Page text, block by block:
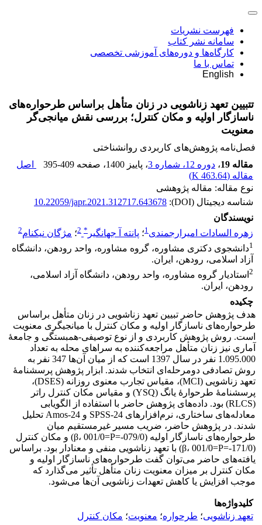
فهرست نشریات
سامانه نشر کتاب
کارگاه‌ها و دوره‌های آموزشی تخصصی
تماس با ما
English
تتبیین تعهد زناشویی در زنان متأهل براساس طرحواره‌های
ناسازگار اولیه و مکان کنترل؛ بررسی نقش میانجی‌گر
معنویت
فصل‌نامه پژوهش‌های کاربردی روانشناختی
مقاله 19
، دوره 12، شماره 3 ، پاییز 1400 ، صفحه 395-409
اصل
مقاله (463.64 K
)
نوع مقاله: مقاله پژوهشی
شناسه دیجیتال (DOI):
10.22059/japr.2021.312717.643678
نویسندگان
زهره السادات امیرارجمندی1؛ پانته آ جهانگیر *
2؛ مژگان نیکنام2
1دانشجوی دکتری مشاوره، گروه مشاوره، واحد رودهن، دانشگاه
آزاد اسلامی، رودهن، ایران.
2 استادیار گروه مشاوره، واحد رودهن، دانشگاه آزاد اسلامی،
رودهن، ایران.
چکیده
هدف پژوهش حاضر تبیین تعهد زناشویی در زنان متأهل براساس
طرحواره‌های ناسازگار اولیه و مکان کنترل با میانجیگری معنویت
است. روش پژوهش کاربردی و از نوع توصیفی-همبستگی و جامعۀ
آماری نیز زنان متأهل مراجعه‌کننده به سراهای محله به تعداد
1.095.000 نفر در سال 1397 است که از میان آن‌ها 347 نفر به
روش تصادفی دومرحله‌ای انتخاب شدند. ابزار پژوهش پرسشنامۀ
تعهد زناشویی (MCI)، مقیاس تجارب معنوی روزانه (DSES)،
پرسشنامۀ طرحوارۀ یانگ (YSQ) و مقیاس مکان کنترل راتر
(RLCS) بود. داده‌های پژوهش حاضر با استفاده از الگویابی
معادله‌های ساختاری، نرم‌افزارهای SPSS-24 و Amos-24 تحلیل
شدند. در پژوهش حاضر، ضریب مسیر غیرمستقیم میان
طرحواره‌های ناسازگار اولیه (079/0-=β، 001/0=P) و مکان کنترل
(171/0-=β، 001/0=P) با تعهد زناشویی منفی و معنادار بود. براساس
یافته‌های حاضر می‌توان گفت طرحواره‌های ناسازگار اولیه و
مکان کنترل بر میزان معنویت زنان متأهل تأثیر می‌گذارد که
موجب افزایش یا کاهش تعهدات زناشویی آن‌ها می‌شود.
کلیدواژه‌ها
تعهد زناشویی؛ طرحواره؛ معنویت؛ مکان کنترل